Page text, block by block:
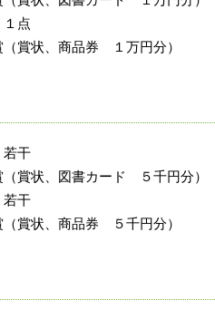
点
状、商品券 １万円分）
干
状、図書カード ５千円分）
干
状、商品券 ５千円分）